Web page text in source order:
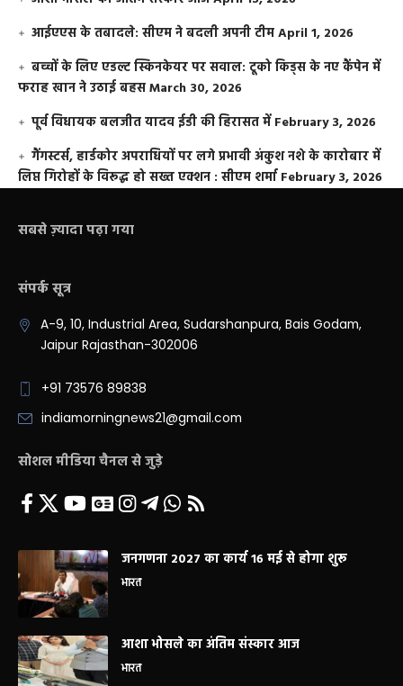
आईएएस के तबादले: सीएम ने बदली अपनी टीमApril 1, 2026
बच्चों के लिए एडल्ट स्किनकेयर पर सवाल: टूको किड्स के नए कैंपेन में
फराह खान ने उठाई बहसMarch 30, 2026
पूर्व विधायक बलजीत यादव ईडी की हिरासत में February 3, 2026
गैंगस्टर्स, हार्डकोर अपराधियों पर लगे प्रभावी अंकुश नशे के कारोबार में
लिप्त गिरोहों के विरूद्ध हो सख्त एक्शन : सीएम शर्मा February 3, 2026
सबसे ज़्यादा पढ़ा गया
संपर्क सूत्र
A-9, 10, Industrial Area, Sudarshanpura, Bais Godam,
Jaipur Rajasthan-302006
+91 73576 89838
indiamorningnews21@gmail.com
सोशल मीडिया चैनल से जुड़े
जनगणना 2027 का कार्य 16 मई से होगा शुरू
भारत
आशा भोसले का अंतिम संस्कार आज
भारत